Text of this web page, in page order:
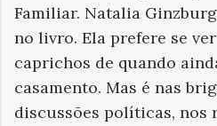
Familiar. Natalia
no livro. Ela prefere se
caprichos de quando
casamento. Mas é nas
discussões políticas, nos